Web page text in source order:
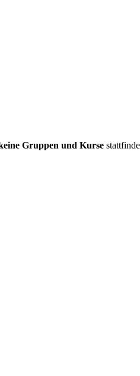
Gruppen und Kurse